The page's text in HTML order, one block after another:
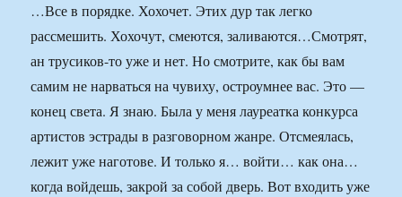
…Все в порядке. Хохочет. Этих дур так легко
рассмешить. Хохочут, смеются, заливаются…Смотрят,
ан трусиков-то уже и нет. Но смотрите, как бы вам
самим не нарваться на чувиху, остроумнее вас. Это —
конец света. Я знаю. Была у меня лауреатка конкурса
артистов эстрады в разговорном жанре. Отсмеялась,
лежит уже наготове. И только я… войти… как она…
когда войдешь, закрой за собой дверь. Вот входить уже